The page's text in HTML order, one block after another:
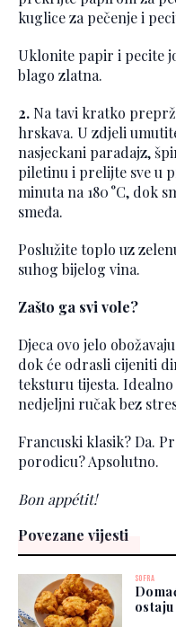
kuglice za pečenje i
Uklonite papir i pecite
blago zlatna.
2. Na tavi kratko
hrskava. U zdjeli
nasjeckani paradajz,
piletinu i prelijte sve u
minuta na 180 °C, dok
smeđa.
Poslužite toplo uz
suhog bijelog vina.
Zašto ga svi vole?
Djeca ovo jelo
dok će odrasli cijeniti
teksturu tijesta.
nedjeljni ručak bez
Francuski klasik? Da.
porodicu? Apsolutno.
Bon appétit!
Povezane vijesti
SOFRA
ostaju